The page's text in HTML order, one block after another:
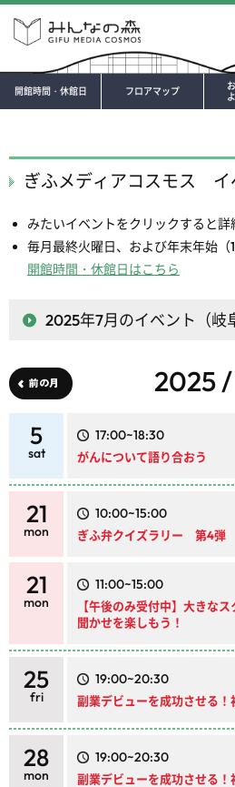
開館時間・休館日 フロアマップ
ぎふメディアコスモス イ
みたいイベントをクリックすると詳
毎月最終火曜日、および年末年始（
開館時間・休館日はこちら
2025年7月のイベント（岐
前の月 2025
5
sat
17:00~18:30
がんについて語り合おう
21
mon
10:00~15:00
ぎふ弁クイズラリー 第4弾
21
mon
11:00~15:00
【午後のみ受付中】大きな
聞かせを楽しもう！
25
fri
19:00~20:30
副業デビューを成功させる！
28
mon
19:00~20:30
副業デビューを成功させる！